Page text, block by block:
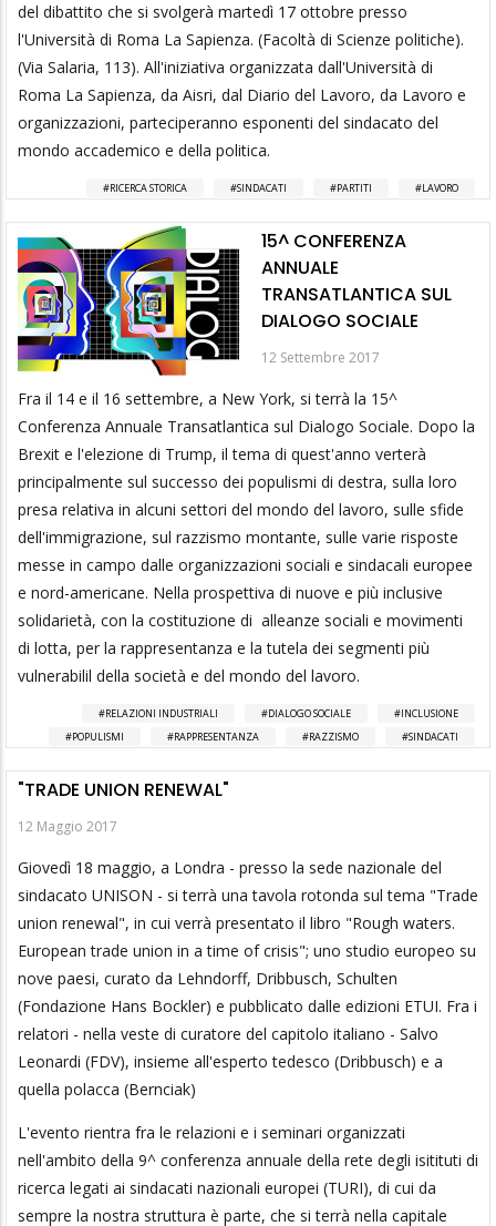
del dibattito che si svolgerà martedì 17 ottobre presso
l'Università di Roma La Sapienza. (Facoltà di Scienze politiche).
(Via Salaria, 113). All'iniziativa organizzata dall'Università di
Roma La Sapienza, da Aisri, dal Diario del Lavoro, da Lavoro e
organizzazioni, parteciperanno esponenti del sindacato del
mondo accademico e della politica.
RICERCA STORICA SINDACATI PARTITI LAVORO
15^ CONFERENZA
ANNUALE
TRANSATLANTICA SUL
DIALOGO SOCIALE
12 Settembre 2017
Fra il 14 e il 16 settembre, a New York, si terrà la 15^
Conferenza Annuale Transatlantica sul Dialogo Sociale. Dopo la
Brexit e l'elezione di Trump, il tema di quest'anno verterà
principalmente sul successo dei populismi di destra, sulla loro
presa relativa in alcuni settori del mondo del lavoro, sulle sfide
dell'immigrazione, sul razzismo montante, sulle varie risposte
messe in campo dalle organizzazioni sociali e sindacali europee
e nord-americane. Nella prospettiva di nuove e più inclusive
solidarietà, con la costituzione di alleanze sociali e movimenti
di lotta, per la rappresentanza e la tutela dei segmenti più
vulnerabilil della società e del mondo del lavoro.
RELAZIONI INDUSTRIALI DIALOGO SOCIALE
INCLUSIONE
POPULISMI
RAPPRESENTANZA RAZZISMO SINDACATI
"TRADE UNION RENEWAL"
12 Maggio 2017
Giovedì 18 maggio, a Londra - presso la sede nazionale del
sindacato UNISON - si terrà una tavola rotonda sul tema "Trade
union renewal", in cui verrà presentato il libro "Rough waters.
European trade union in a time of crisis"; uno studio europeo su
nove paesi, curato da Lehndorff, Dribbusch, Schulten
(Fondazione Hans Bockler) e pubblicato dalle edizioni ETUI. Fra i
relatori - nella veste di curatore del capitolo italiano - Salvo
Leonardi (FDV), insieme all'esperto tedesco (Dribbusch) e a
quella polacca (Bernciak)
L'evento rientra fra le relazioni e i seminari organizzati
nell'ambito della 9^ conferenza annuale della rete degli isitituti di
ricerca legati ai sindacati nazionali europei (TURI), di cui da
sempre la nostra struttura è parte, che si terrà nella capitale